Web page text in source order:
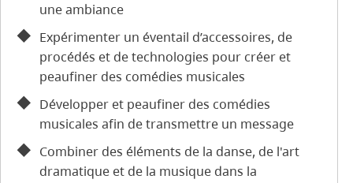
une ambiance
Expérimenter un éventail d’accessoires, de
procédés et de technologies pour créer et
peaufiner des comédies musicales
Développer et peaufiner des comédies
musicales afin de transmettre un message
Combiner des éléments de la danse, de l'art
dramatique et de la musique dans la